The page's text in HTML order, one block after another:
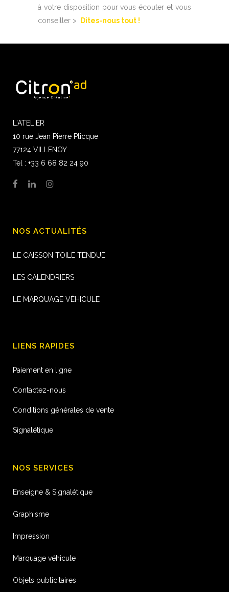
à votre disposition pour vous écouter et vous
conseiller > Dites-nous tout !
L'ATELIER
10 rue Jean Pierre Plicque
77124 VILLENOY
Tel : +33 6 68 82 24 90
NOS ACTUALITÉS
LE CAISSON TOILE TENDUE
LES CALENDRIERS
LE MARQUAGE VÉHICULE
LIENS RAPIDES
Paiement en ligne
Contactez-nous
Conditions générales de vente
Signalétique
NOS SERVICES
Enseigne & Signalétique
Graphisme
Impression
Marquage véhicule
Objets publicitaires